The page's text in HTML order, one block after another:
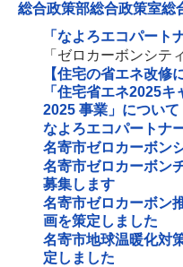
総合政策部総合政策室総
「なよろエコパート
「ゼロカーボンシテ
【住宅の省エネ改修
「住宅省エネ2025
2025 事業」について
なよろエコパートナ
名寄市ゼロカーボン
名寄市ゼロカーボン
募集します
名寄市ゼロカーボン
画を策定しました
名寄市地球温暖化対
定しました